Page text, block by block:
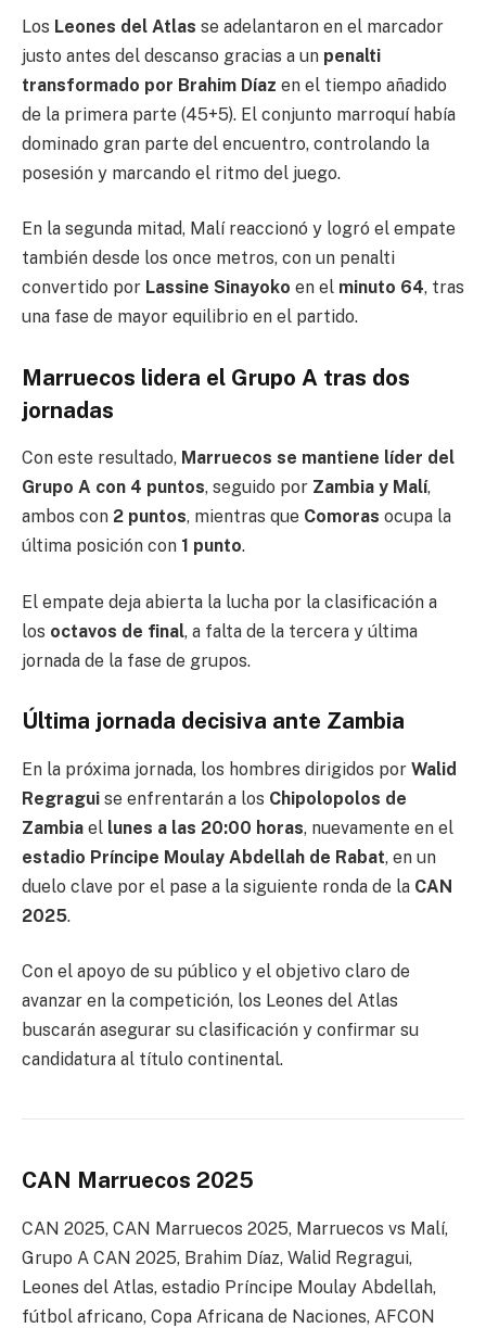
Los Leones del Atlas se adelantaron en el marcador
justo antes del descanso gracias a un penalti
transformado por Brahim Díaz en el tiempo añadido
de la primera parte (45+5). El conjunto marroquí había
dominado gran parte del encuentro, controlando la
posesión y marcando el ritmo del juego.
En la segunda mitad, Malí reaccionó y logró el empate
también desde los once metros, con un penalti
convertido por Lassine Sinayoko en el minuto 64, tras
una fase de mayor equilibrio en el partido.
Marruecos lidera el Grupo A tras dos
jornadas
Con este resultado, Marruecos se mantiene líder del
Grupo A con 4 puntos, seguido por Zambia y Malí,
ambos con 2 puntos, mientras que Comoras ocupa la
última posición con 1 punto.
El empate deja abierta la lucha por la clasificación a
los octavos de final, a falta de la tercera y última
jornada de la fase de grupos.
Última jornada decisiva ante Zambia
En la próxima jornada, los hombres dirigidos por Walid
Regragui se enfrentarán a los Chipolopolos de
Zambia el lunes a las 20:00 horas, nuevamente en el
estadio Príncipe Moulay Abdellah de Rabat, en un
duelo clave por el pase a la siguiente ronda de la CAN
2025.
Con el apoyo de su público y el objetivo claro de
avanzar en la competición, los Leones del Atlas
buscarán asegurar su clasificación y confirmar su
candidatura al título continental.
CAN Marruecos 2025
CAN 2025, CAN Marruecos 2025, Marruecos vs Malí,
Grupo A CAN 2025, Brahim Díaz, Walid Regragui,
Leones del Atlas, estadio Príncipe Moulay Abdellah,
fútbol africano, Copa Africana de Naciones, AFCON